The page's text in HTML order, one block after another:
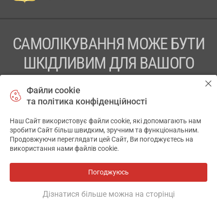
САМОЛІКУВАННЯ МОЖЕ БУТИ
ШКІДЛИВИМ ДЛЯ ВАШОГО
ПЕРЕД ЗАСТОСУВАННЯМ ПРЕПАРАТУ ПРОКОНСУЛЬТУЙТЕСЬ
ТОВ «АПТЕКА 911.ЮА» Код ЄДРПОУ 43631965.
Відмова від відповідальності
© 2014-2026. Медична інформаційна система АПТЕКА911.ЮА
Файли cookie
та політика конфіденційності
Наш Сайт використовує файли cookie, які допомагають нам
зробити Сайт більш швидким, зручним та функціональним.
Продовжуючи переглядати цей Сайт, Ви погоджуєтесь на
використання нами файлів cookie.
Погоджуюсь
Дізнатися більше можна на сторінці
✕